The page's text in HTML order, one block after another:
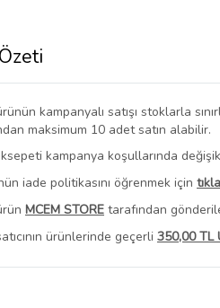
kampanyalı satışı stoklarla
maksimum 10 adet satın alabilir.
kampanya koşullarında
iade politikasını öğrenmek için
MCEM STORE tarafından
ürünlerinde geçerli 350,00 TL
Tüm Ürünlerini Görüntüle